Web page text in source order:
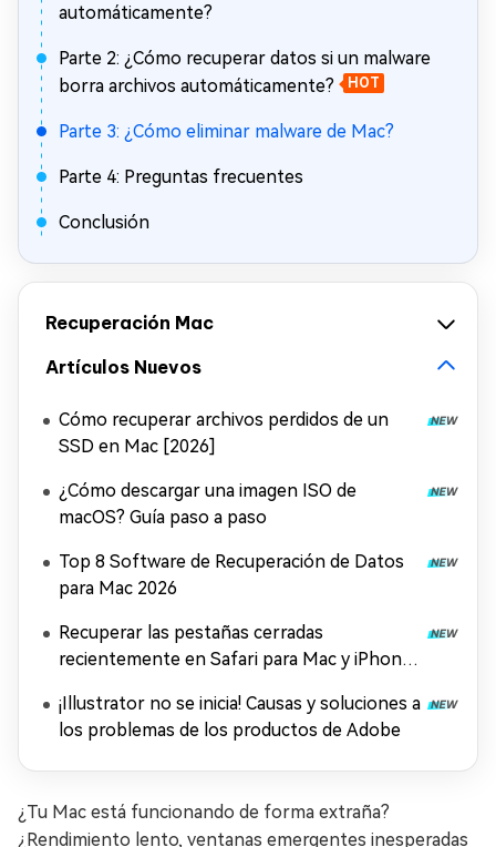
automáticamente?
Parte 2: ¿Cómo recuperar datos si un malware
borra archivos automáticamente?
HOT
Parte 3: ¿Cómo eliminar malware de Mac?
Parte 4: Preguntas frecuentes
Conclusión
Recuperación Mac
Artículos Nuevos
Cómo recuperar archivos perdidos de un
SSD en Mac [2026]
¿Cómo descargar una imagen ISO de
macOS? Guía paso a paso
Top 8 Software de Recuperación de Datos
para Mac 2026
Recuperar las pestañas cerradas
recientemente en Safari para Mac y iPhone
¡Illustrator no se inicia! Causas y soluciones a
los problemas de los productos de Adobe
¿Tu Mac está funcionando de forma extraña?
¿Rendimiento lento, ventanas emergentes inesperadas